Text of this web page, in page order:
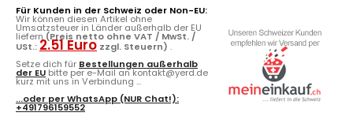
Für Kunden in der Schweiz oder Non-EU:
Wir können diesen Artikel ohne
Umsatzsteuer in Länder außerhalb der EU
liefern (Preis netto ohne VAT / MwSt. /
USt.: 2.51 Euro zzgl. Steuern) .
Setze dich für Bestellungen außerhalb
der EU bitte per e-Mail an kontakt@yerd.de
kurz mit uns in Verbindung ...
...oder perWhatsApp (NUR Chat!):
+491796159552